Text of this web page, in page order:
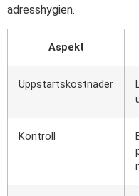
adresshygien.
Aspekt
Uppstartskostnader
Kontroll